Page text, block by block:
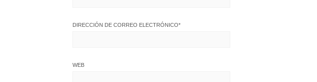
DIRECCIÓN DE CORREO ELECTRÓNICO*
WEB